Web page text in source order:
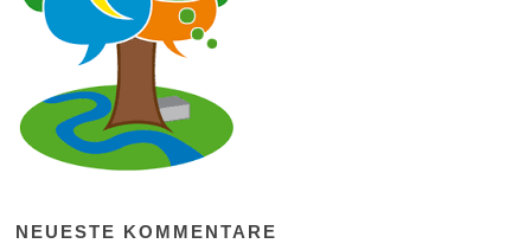
NEUESTE KOMMENTARE